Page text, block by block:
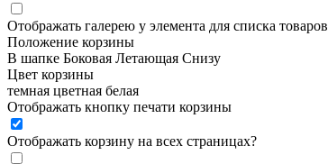
Отображать галерею у элемента для списка товаров
Положение корзины
В шапке Боковая Летающая Снизу
Цвет корзины
темная цветная белая
Отображать кнопку печати корзины
Отображать корзину на всех страницах?